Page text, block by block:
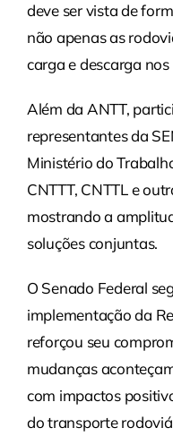
deve ser vista de
não apenas as
carga e descarga
Além da ANTT,
representantes da
Ministério do
CNTTT, CNTTL e
mostrando a
soluções conjuntas.
O Senado Federal
implementação da
reforçou seu
mudanças
com impactos
do transporte